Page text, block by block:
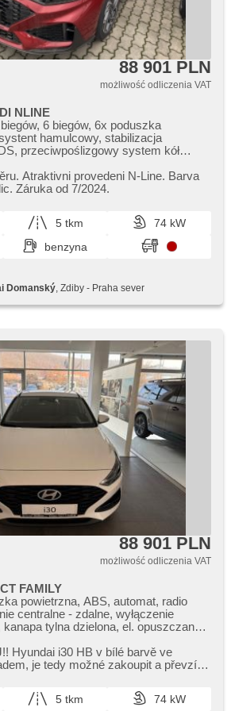
88 901 PLN
możliwość odliczenia VAT
NLINE
6 biegów, 6x poduszka
hamulcowy, stabilizacja
przeciwpoślizgowy system kół
pasa ruchu, sledování únavy řidiče,
kierowniczego, 2 strefowa
dálkových světel, felgi aluminiowe,
pokładowy, digitální přístrojový
parkovací senzory přední,
parkovací kamera, bezklíčové
kierownica, wyłączenie
free, Android Auto, Apple
samostmívací zrcátka, przycisk start,
centralne - zdalne, centralny
isofix, podgrzewane fotele, czujnik
LED, lampy tylne LED,
ostrzegawcze, start-stop systém,
digitální příjem rádia (DAB),
podgrzewane lusterka, kanapa tylna
tylna, zatmavená zadní skla, přední
siedzeń, chowane zagłówki,
gwarancja, digitální přístrojová deska
Barva
Ultimate Red Metallic. Záruka od 7/2024.
5 tkm
74 kW
benzyna
Domanský, Zdiby - Praha sever
88 901 PLN
możliwość odliczenia VAT
FAMILY
powietrzna, ABS, automat, radio
centralne - zdalne, wyłączenie
tylna dzielona, el. opuszczane
halogeny, kierownica
kierownica, komputer
przeciwpoślizgowy system kół
stabilizacja podwozia (ESP),
Hyundai i30 HB v bílé barvě ve
je tedy možné zakoupit a převzít
5 tkm
74 kW